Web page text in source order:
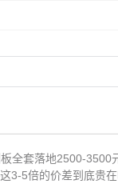
全套落地2500-3500
5倍的价差到底贵在